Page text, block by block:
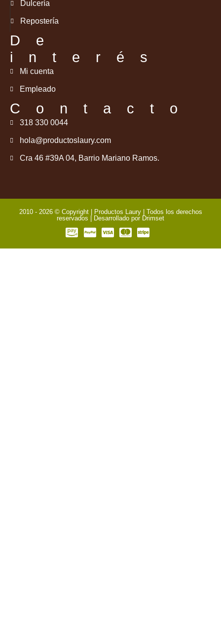
Dulcería
Repostería
De
interés
Mi cuenta
Empleado
Contacto
318 330 0044
hola@productoslaury.com
Cra 46 #39A 04, Barrio Mariano Ramos.
2010 - 2026 © Copyright | Productos Laury | Todos los derechos
reservados | Desarrollado por Drimset